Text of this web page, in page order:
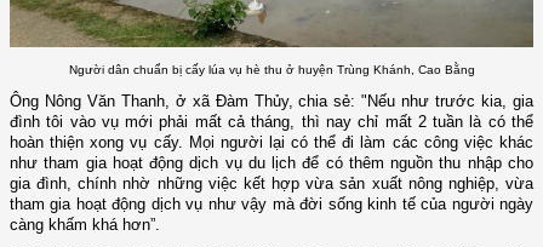
Người dân chuẩn bị cấy lúa vụ hè thu ở huyện Trùng Khánh, Cao Bằng
Ông Nông Văn Thanh, ở xã Đàm Thủy, chia sẻ: "Nếu như trước kia, gia
đình tôi vào vụ mới phải mất cả tháng, thì nay chỉ mất 2 tuần là có thể
hoàn thiện xong vụ cấy. Mọi người lại có thể đi làm các công việc khác
như tham gia hoạt động dịch vụ du lịch để có thêm nguồn thu nhập cho
gia đình, chính nhờ những việc kết hợp vừa sản xuất nông nghiệp, vừa
tham gia hoạt động dịch vụ như vậy mà đời sống kinh tế của người ngày
càng khấm khá hơn”.